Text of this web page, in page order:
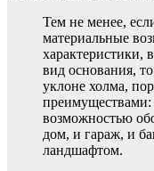
Тем не менее,
материальные
характеристики,
вид основания,
уклоне холма,
возможностью
дом, и гараж, и
ландшафтом.